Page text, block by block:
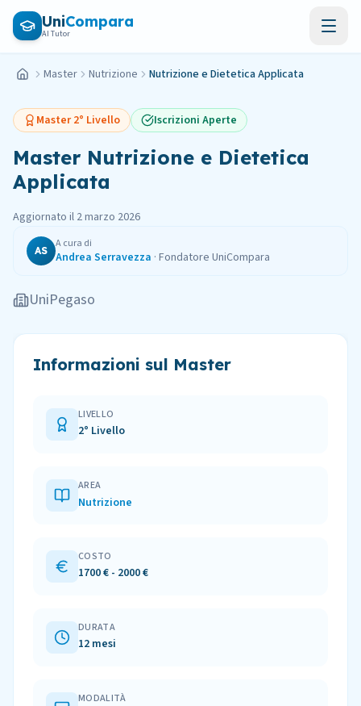
Vai al contenuto principale
UniCompara
AI Tutor
Home Master Nutrizione Nutrizione e Dietetica Applicata
Master2° Livello Iscrizioni Aperte
Master Nutrizione e Dietetica
Applicata
Aggiornato il 2 marzo 2026
AS
A cura di
Andrea Serravezza · Fondatore UniCompara
UniPegaso
Informazioni sul Master
LIVELLO
2° Livello
AREA
Nutrizione
COSTO
1700 € - 2000 €
DURATA
12 mesi
MODALITÀ